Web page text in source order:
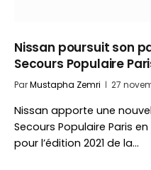
Nissan poursuit son
Secours Populaire
ParMustapha Zemri 27
Nissan apporte une
Secours Populaire Paris
pour l’édition 2021 de la…